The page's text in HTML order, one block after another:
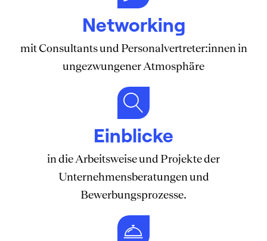
Networking
mit Consultants und Personalvertreter:innen in
ungezwungener Atmosphäre
Einblicke
in die Arbeitsweise und Projekte der
Unternehmensberatungen und
Bewerbungsprozesse.